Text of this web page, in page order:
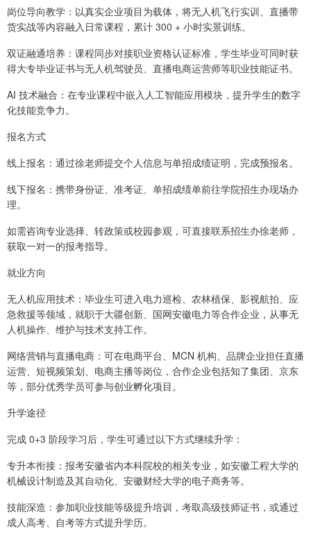
岗位导向教学：以真实企业项目为载体，将无人机飞行实训、直播带
货实战等内容融入日常课程，累计 300 + 小时实景训练。
双证融通培养：课程同步对接职业资格认证标准，学生毕业可同时获
得大专毕业证书与无人机驾驶员、直播电商运营师等职业技能证书。
AI 技术融合：在专业课程中嵌入人工智能应用模块，提升学生的数字
化技能竞争力。
报名方式
线上报名：通过徐老师提交个人信息与单招成绩证明，完成预报名。
线下报名：携带身份证、准考证、单招成绩单前往学院招生办现场办
理。
如需咨询专业选择、转政策或校园参观，可直接联系招生办徐老师，
获取一对一的报考指导。
就业方向
无人机应用技术：毕业生可进入电力巡检、农林植保、影视航拍、应
急救援等领域，就职于大疆创新、国网安徽电力等合作企业，从事无
人机操作、维护与技术支持工作。
网络营销与直播电商：可在电商平台、MCN 机构、品牌企业担任直播
运营、短视频策划、电商主播等岗位，合作企业包括知了集团、京东
等，部分优秀学员可参与创业孵化项目。
升学途径
完成 0+3 阶段学习后，学生可通过以下方式继续升学：
专升本衔接：报考安徽省内本科院校的相关专业，如安徽工程大学的
机械设计制造及其自动化、安徽财经大学的电子商务等。
技能深造：参加职业技能等级提升培训，考取高级技师证书，或通过
成人高考、自考等方式提升学历。